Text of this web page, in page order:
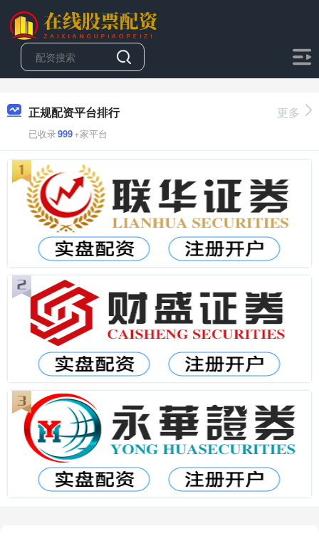
正规配资平台排行
已收录999+家平台
更多